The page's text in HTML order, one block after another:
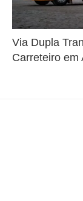
Via Dupla
Carreteiro em